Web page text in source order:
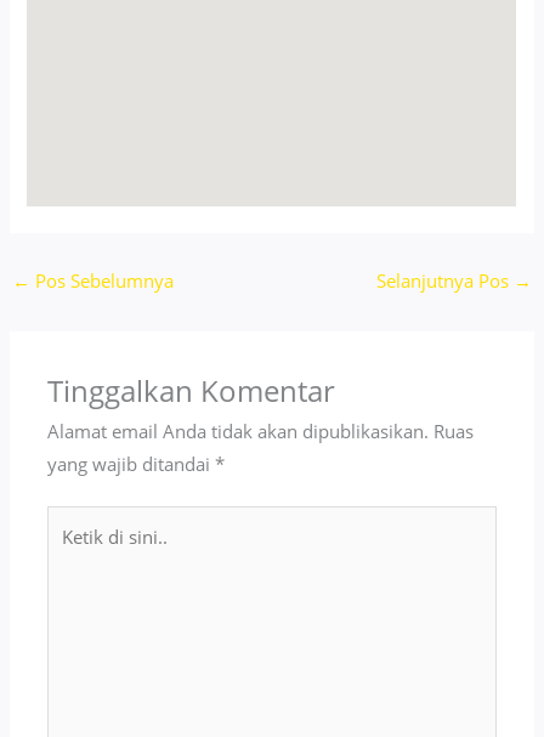
← Pos Sebelumnya Selanjutnya Pos →
Tinggalkan Komentar
Alamat email Anda tidak akan dipublikasikan. Ruas
yang wajib ditandai*